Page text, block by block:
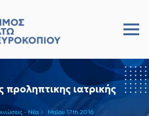
προληπτικης ιατρικής
- Νέα Μαΐου 17th 2016